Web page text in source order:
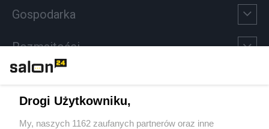
Gospodarka
Rozmaitości
Sport
Drogi Użytkowniku,
My, naszych 1162 zaufanych partnerów oraz inne